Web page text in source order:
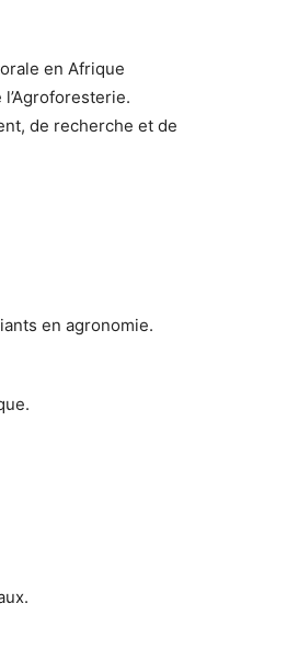
en Afrique
de recherche et de
en agronomie.